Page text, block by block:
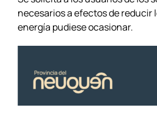
necesarios a efectos de
energía pudiese ocasionar.